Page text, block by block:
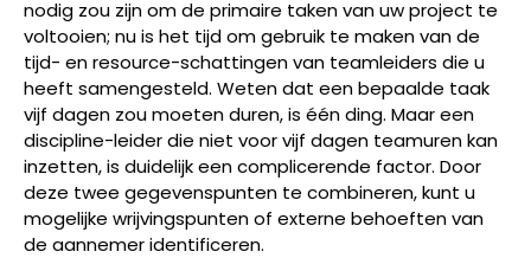
nodig zou zijn om de primaire taken van uw project te
voltooien; nu is het tijd om gebruik te maken van de
tijd- en resource-schattingen van teamleiders die u
heeft samengesteld. Weten dat een bepaalde taak
vijf dagen zou moeten duren, is één ding. Maar een
discipline-leider die niet voor vijf dagen teamuren kan
inzetten, is duidelijk een complicerende factor. Door
deze twee gegevenspunten te combineren, kunt u
mogelijke wrijvingspunten of externe behoeften van
de aannemer identificeren.